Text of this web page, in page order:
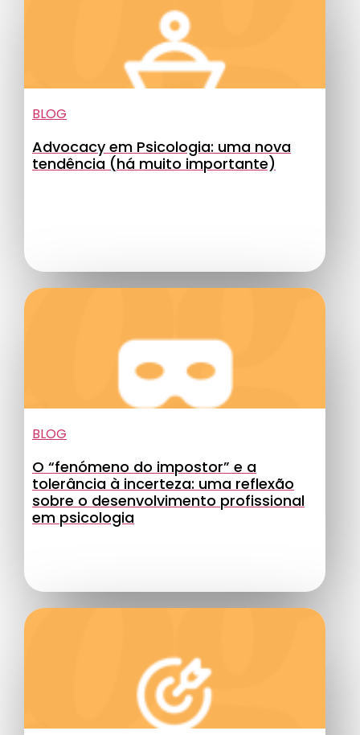
BLOG
Advocacy em Psicologia: uma nova
tendência (há muito importante)
BLOG
O “fenómeno do impostor” e a
tolerância à incerteza: uma reflexão
sobre o desenvolvimento profissional
em psicologia